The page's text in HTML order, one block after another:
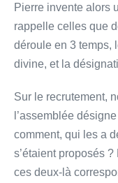
Pierre invente alors
rappelle celles que
déroule en 3 temps,
divine, et la
Sur le recrutement,
l’assemblée
comment, qui les a
s’étaient proposés
ces deux-là